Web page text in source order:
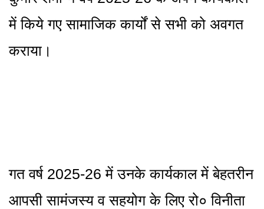
में किये गए सामाजिक कार्यों से सभी को अवगत
कराया।
गत वर्ष 2025-26 में उनके कार्यकाल में बेहतरीन
आपसी सामंजस्य व सहयोग के लिए रो० विनीता